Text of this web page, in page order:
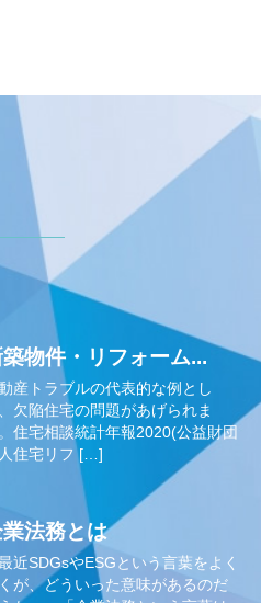
築物件・リフォーム...
産トラブルの代表的な例とし
欠陥住宅の問題があげられま
住宅相談統計年報2020(公益財団
住宅リフ […]
法務とは
最近SDGsやESGという言葉をよく
が、どういった意味があるのだ